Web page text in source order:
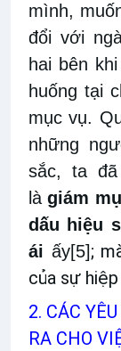
mình,
đổi với
hai bên
huống tại
mục vụ.
những
sắc, ta
làgiám
dấu hiệu
ái ấy[5];
của sự
2. CÁC
RA CHO